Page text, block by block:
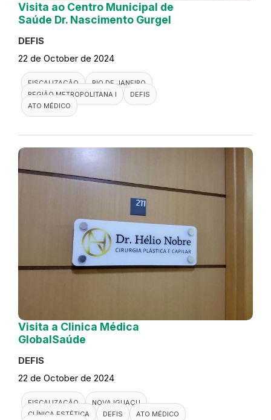
Visita ao Centro Municipal de
Saúde Dr. Nascimento Gurgel
DEFIS
22 de October de 2024
FISCALIZAÇÃO
RIO DE JANEIRO
REGIÃO METROPOLITANA I
DEFIS
ATO MÉDICO
Visita a Clinica Médica
GlobalSaúde
DEFIS
22 de October de 2024
FISCALIZAÇÃO
NOVA IGUAÇU
CLÍNICA ESTÉTICA
DEFIS
ATO MÉDICO